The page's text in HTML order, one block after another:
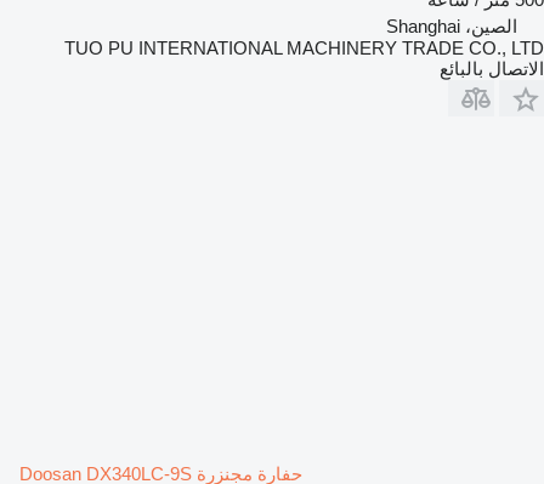
الصين، Shanghai
TUO PU INTERNATIONAL MACHINERY TRADE CO., LTD
الاتصال بالبائع
حفارة مجنزرة Doosan DX340LC-9S